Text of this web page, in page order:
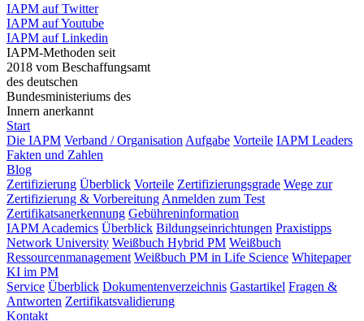
IAPM auf Twitter
IAPM auf Youtube
IAPM auf Linkedin
IAPM-Methoden seit
2018 vom Beschaffungsamt
des deutschen
Bundesministeriums des
Innern anerkannt
Start
Die IAPM Verband / Organisation Aufgabe Vorteile IAPM Leaders
Fakten und Zahlen
Blog
Zertifizierung Überblick Vorteile Zertifizierungsgrade Wege zur
Zertifizierung & Vorbereitung Anmelden zum Test
Zertifikatsanerkennung Gebühreninformation
IAPM Academics Überblick Bildungseinrichtungen Praxistipps
Network University Weißbuch Hybrid PM Weißbuch
Ressourcenmanagement Weißbuch PM in Life Science Whitepaper
KI im PM
Service Überblick Dokumentenverzeichnis Gastartikel Fragen &
Antworten Zertifikatsvalidierung
Kontakt